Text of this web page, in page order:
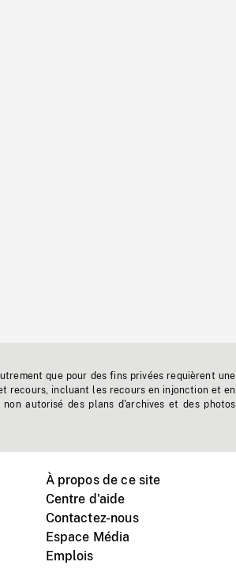
que pour des fins privées requièrent une
recours, incluant les recours en injonction et en
autorisé des plans d'archives et des photos
À propos de ce site
Centre d'aide
Contactez-nous
Espace Média
Emplois